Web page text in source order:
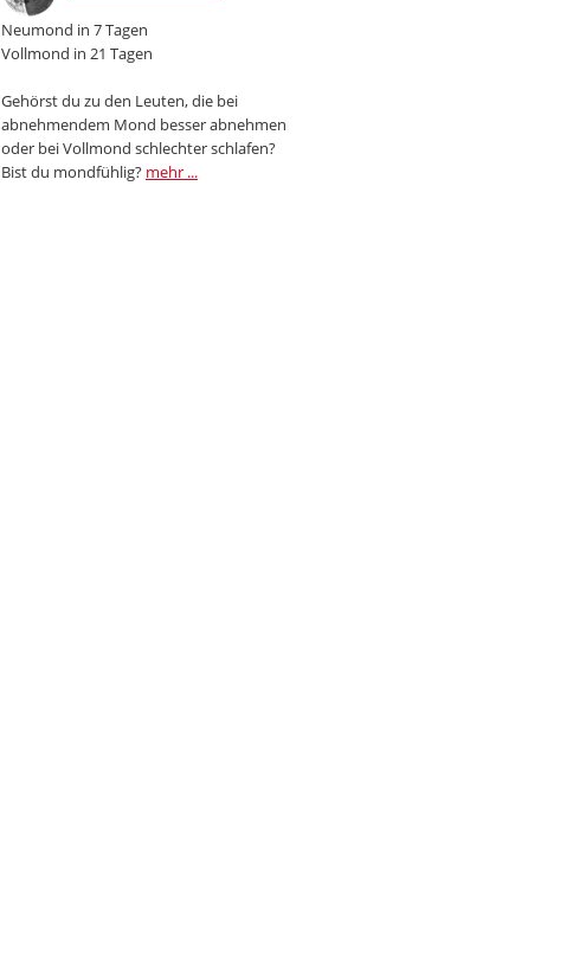
Neumond in 7 Tagen
Vollmond in 21 Tagen
Gehörst du zu den Leuten, die bei
abnehmendem Mond besser abnehmen
oder bei Vollmond schlechter schlafen?
Bist du mondfühlig? mehr ...